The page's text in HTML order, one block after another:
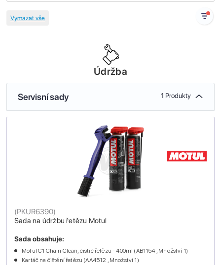
Údržba
Servisní sady 1 Produkty
Sada na údržbu řetězu Motul
(PKUR6390)
Sada obsahuje:
Motul C1 Chain Clean, čistič řetězu - 400ml (AB1154 , Množství 1)
Kartáč na čištění řetězu (AA4512 , Množství 1)